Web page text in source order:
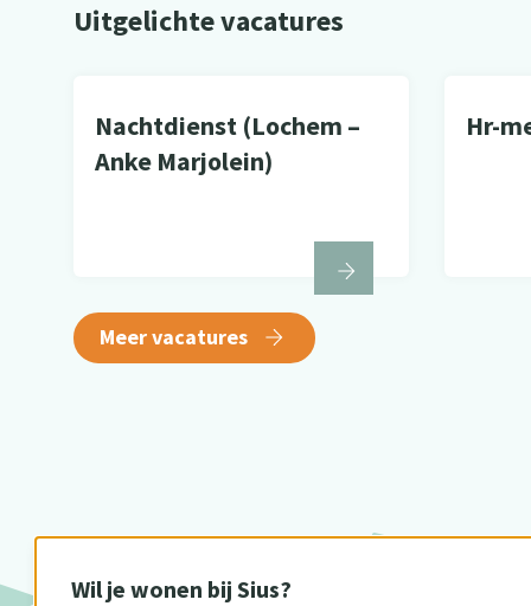
Wil je wonen bij Sius?
Uitgelichte vacatures
Nachtdienst (Lochem –
Anke Marjolein)
Hr-
Meer vacatures